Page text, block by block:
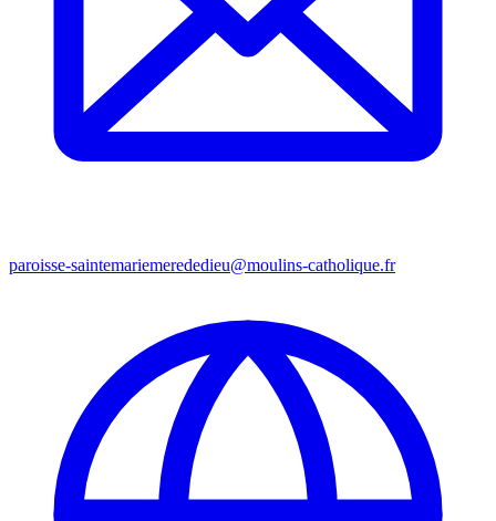
paroisse-saintemariemerededieu@moulins-catholique.fr